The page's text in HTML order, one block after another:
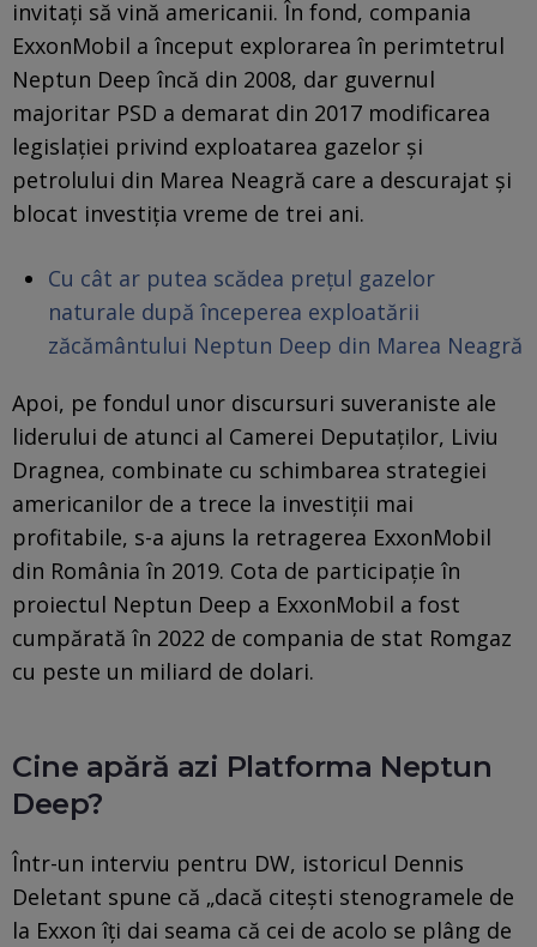
invitați să vină americanii. În fond, compania
ExxonMobil a început explorarea în perimtetrul
Neptun Deep încă din 2008, dar guvernul
majoritar PSD a demarat din 2017 modificarea
legislației privind exploatarea gazelor și
petrolului din Marea Neagră care a descurajat și
blocat investiția vreme de trei ani.
Cu cât ar putea scădea prețul gazelor
naturale după începerea exploatării
zăcământului Neptun Deep din Marea Neagră
Apoi, pe fondul unor discursuri suveraniste ale
liderului de atunci al Camerei Deputaților, Liviu
Dragnea, combinate cu schimbarea strategiei
americanilor de a trece la investiții mai
profitabile, s-a ajuns la retragerea ExxonMobil
din România în 2019. Cota de participație în
proiectul Neptun Deep a ExxonMobil a fost
cumpărată în 2022 de compania de stat Romgaz
cu peste un miliard de dolari.
Cine apără azi Platforma Neptun
Deep?
Într-un interviu pentru DW, istoricul Dennis
Deletant spune că „dacă citești stenogramele de
la Exxon îți dai seama că cei de acolo se plâng de